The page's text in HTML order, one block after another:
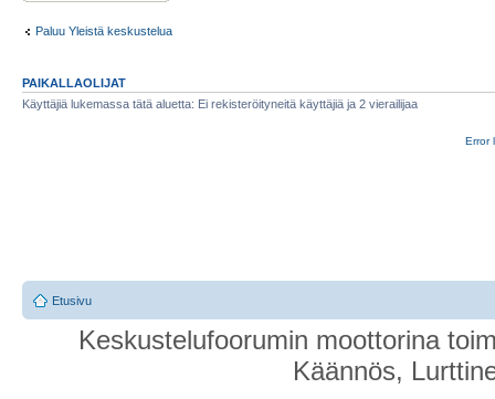
Paluu Yleistä keskustelua
PAIKALLAOLIJAT
Käyttäjiä lukemassa tätä aluetta: Ei rekisteröityneitä käyttäjiä ja 2 vierailijaa
Error
Etusivu
Keskustelufoorumin moottorina
Käännös,